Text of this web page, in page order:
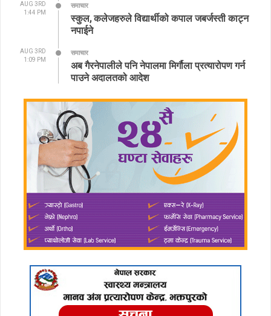
AUG 3RD
1:44 PM
समाचार
स्कुल, कलेजहरुले विद्यार्थीको कपाल जबर्जस्ती काट्न
नपाईने
AUG 3RD
1:09 PM
समाचार
अब गैरनेपालीले पनि नेपालमा मिर्गौला प्रत्यारोपण गर्न
पाउने अदालतको आदेश